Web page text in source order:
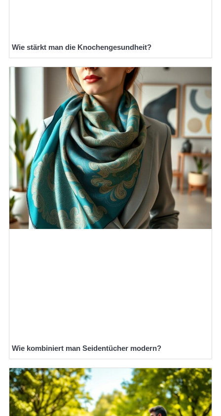
Wie stärkt man die Knochengesundheit?
Wie kombiniert man Seidentücher modern?